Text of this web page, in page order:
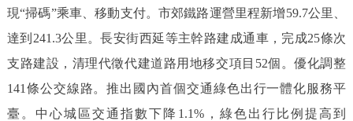
現“掃碼”乘車、移動支付。市郊鐵路運營里程新增59.7公里、
達到241.3公里。長安街西延等主幹路建成通車，完成25條次
支路建設，清理代徵代建道路用地移交項目52個。優化調整
141條公交線路。推出國內首個交通綠色出行一體化服務平
臺。中心城區交通指數下降1.1%，綠色出行比例提高到